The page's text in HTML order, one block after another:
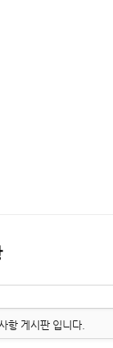
항 게시판 입니다.